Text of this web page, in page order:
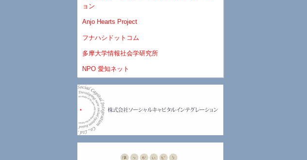
ョン
Anjo Hearts Project
フナハシドットコム
多摩大学情報社会学研究所
NPO 愛知ネット